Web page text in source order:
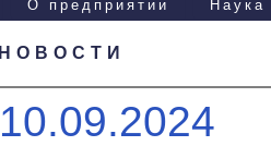
О предприятии Наука
НОВОСТИ
10.09.2024